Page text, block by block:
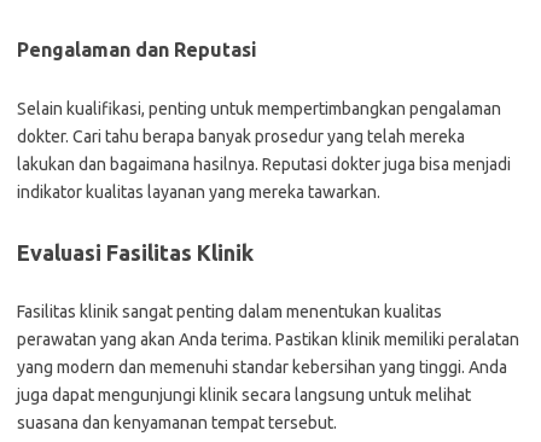
Pengalaman dan Reputasi
Selain kualifikasi, penting untuk mempertimbangkan pengalaman
dokter. Cari tahu berapa banyak prosedur yang telah mereka
lakukan dan bagaimana hasilnya. Reputasi dokter juga bisa menjadi
indikator kualitas layanan yang mereka tawarkan.
Evaluasi Fasilitas Klinik
Fasilitas klinik sangat penting dalam menentukan kualitas
perawatan yang akan Anda terima. Pastikan klinik memiliki peralatan
yang modern dan memenuhi standar kebersihan yang tinggi. Anda
juga dapat mengunjungi klinik secara langsung untuk melihat
suasana dan kenyamanan tempat tersebut.